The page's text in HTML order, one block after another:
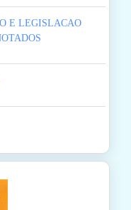
E LEGISLACAO